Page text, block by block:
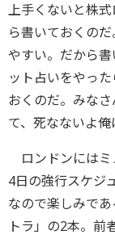
上手くないと株
ら書いておくの
やすい。だから
ット占いをやっ
おくのだ。みな
て、死なないよ俺
ロンドンにはミ
4日の強行スケジ
なので楽しみで
トラ」の2本。前